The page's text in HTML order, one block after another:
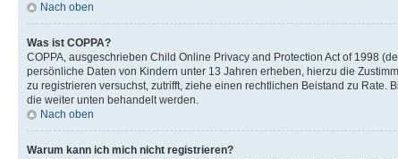
Nach oben
Was ist COPPA?
COPPA, ausgeschrieben Child Online Privacy and Protection Act of 1998
persönliche Daten von Kindern unter 13 Jahren erheben, hierzu die
zu registrieren versuchst, zutrifft, ziehe einen rechtlichen Beistand zu
die weiter unten behandelt werden.
Nach oben
Warum kann ich mich nicht registrieren?